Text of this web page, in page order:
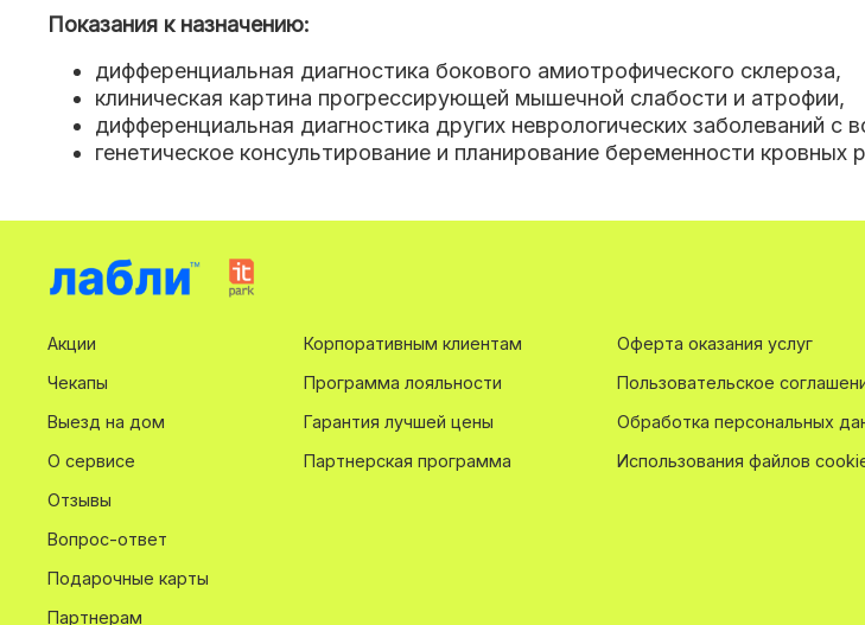
Показания к назначению:
дифференциальная диагностика бокового амиотрофического склероза,
клиническая картина прогрессирующей мышечной слабости и атрофии,
дифференциальная диагностика других неврологических заболеваний
генетическое консультирование и планирование беременности кровных
Акции
Чекапы
Выезд на дом
О сервисе
Отзывы
Вопрос-ответ
Подарочные карты
Партнерам
Корпоративным клиентам
Программа лояльности
Гарантия лучшей цены
Партнерская программа
Оферта оказания услуг
Пользовательское
Обработка персональных
Использования файлов